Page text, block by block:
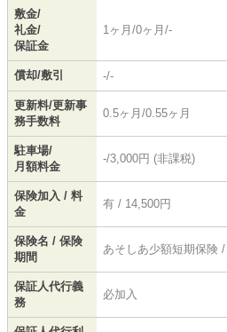
敷金/
礼金/
保証金
1ヶ月/0ヶ月/-
償却/敷引 -/-
更新料/更新事
務手数料
0.5ヶ月/0.55ヶ月
駐車場/
月額料金
-/3,000円 (非課税)
保険加入 / 料
金
有 / 14,500円
保険名 / 保険
期間
あそしあ少額短期保険
保証人代行義
務
必加入